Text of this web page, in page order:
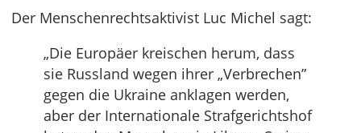
Der Menschenrechtsaktivist Luc Michel sagt:
„Die Europäer kreischen herum, dass
sie Russland wegen ihrer „Verbrechen”
gegen die Ukraine anklagen werden,
aber der Internationale Strafgerichtshof